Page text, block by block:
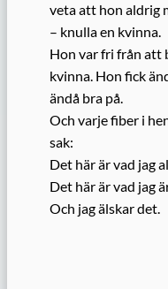
veta att hon aldrig
– knulla en kvinna.
Hon var fri från att
kvinna. Hon fick
ändå bra på.
Och varje fiber i
sak:
Det här är vad jag
Det här är vad jag
Och jag älskar det.